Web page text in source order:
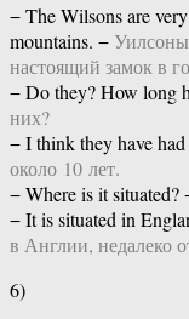
− The Wilsons are
mountains. −
настоящий замок в
− Do they? How long
них?
− I think they have
около 10 лет.
− Where is it situated?
− It is situated in
в Англии, недалеко
6)